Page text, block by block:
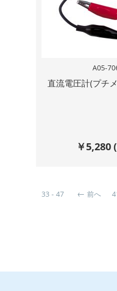
A05-
直流電圧計(プチ
￥5,280(
33 - 47 前へ